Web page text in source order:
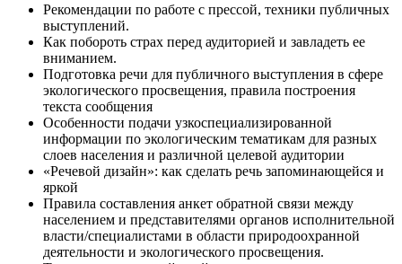
Рекомендации по работе с прессой, техники публичных
выступлений.
Как побороть страх перед аудиторией и завладеть ее
вниманием.
Подготовка речи для публичного выступления в сфере
экологического просвещения, правила построения
текста сообщения
Особенности подачи узкоспециализированной
информации по экологическим тематикам для разных
слоев населения и различной целевой аудитории
«Речевой дизайн»: как сделать речь запоминающейся и
яркой
Правила составления анкет обратной связи между
населением и представителями органов исполнительной
власти/специалистами в области природоохранной
деятельности и экологического просвещения.